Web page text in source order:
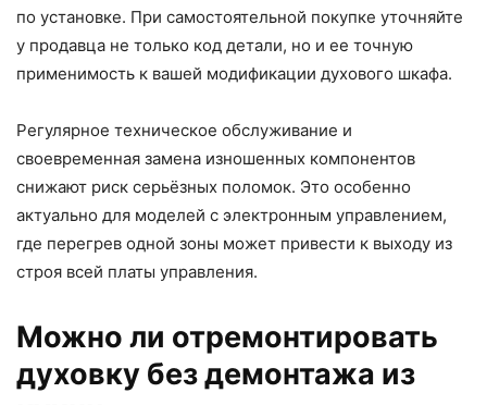
по установке. При самостоятельной покупке уточняйте
у продавца не только код детали, но и ее точную
применимость к вашей модификации духового шкафа.
Регулярное техническое обслуживание и
своевременная замена изношенных компонентов
снижают риск серьёзных поломок. Это особенно
актуально для моделей с электронным управлением,
где перегрев одной зоны может привести к выходу из
строя всей платы управления.
Можно ли отремонтировать
духовку без демонтажа из